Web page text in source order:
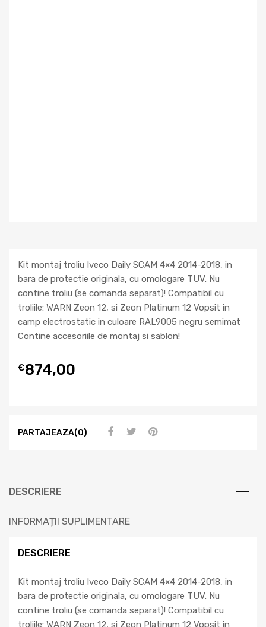
Kit montaj troliu Iveco Daily SCAM 4×4 2014-2018, in
bara de protectie originala, cu omologare TUV. Nu
contine troliu (se comanda separat)! Compatibil cu
troliile: WARN Zeon 12, si Zeon Platinum 12 Vopsit in
camp electrostatic in culoare RAL9005 negru semimat
Contine accesoriile de montaj si sablon!
€874,00
PARTAJEAZA(0)
DESCRIERE
INFORMAȚII SUPLIMENTARE
DESCRIERE
Kit montaj troliu Iveco Daily SCAM 4×4 2014-2018, in
bara de protectie originala, cu omologare TUV. Nu
contine troliu (se comanda separat)! Compatibil cu